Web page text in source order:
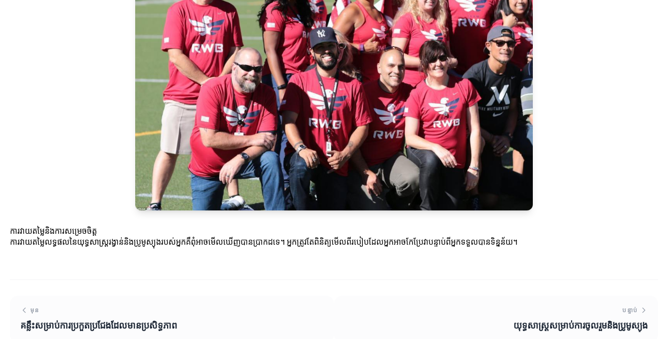
ការវាយតម្លៃនិងការសម្រេចចិត្ត
ការវាយតម្លៃលទ្ធផលនៃយុទ្ធសាស្ត្ររង្វាន់និងប្រូមូស្យុងរបស់អ្នកគឺពុំអាចមើលឃើញបានប្រាកដទេ។ អ្នកត្រូវតែពិនិត្យមើលពីរបៀបដែលអ្នកអាចកែប្រែវាបន្ទាប់ពីអ្នកទទួលបានទិន្នន័យ។
មុន
គន្លឹះសម្រាប់ការប្រកួតប្រជែងដែលមានប្រសិទ្ធភាព
បន្ទាប់
យុទ្ធសាស្ត្រ​សម្រាប់​ការចូលរួម​និង​ប្រូមូស្យុង